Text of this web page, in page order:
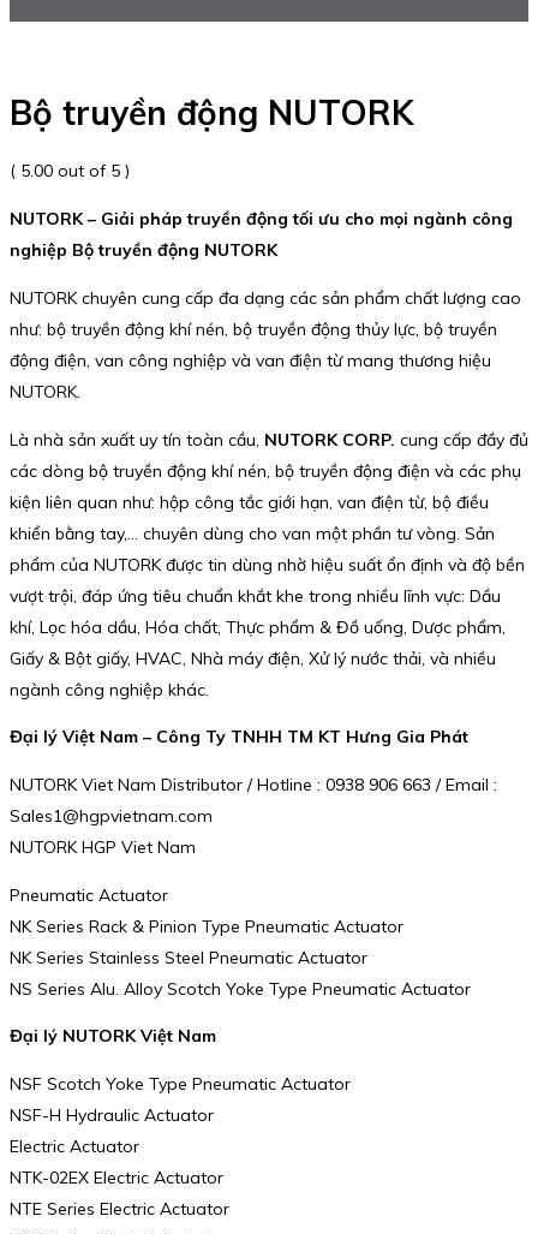
Bộ truyền động NUTORK
( 5.00 out of 5 )
NUTORK – Giải pháp truyền động tối ưu cho mọi ngành công
nghiệp Bộ truyền động NUTORK
NUTORK chuyên cung cấp đa dạng các sản phẩm chất lượng cao
như: bộ truyền động khí nén, bộ truyền động thủy lực, bộ truyền
động điện, van công nghiệp và van điện từ mang thương hiệu
NUTORK.
Là nhà sản xuất uy tín toàn cầu, NUTORK CORP. cung cấp đầy đủ
các dòng bộ truyền động khí nén, bộ truyền động điện và các phụ
kiện liên quan như: hộp công tắc giới hạn, van điện từ, bộ điều
khiển bằng tay,… chuyên dùng cho van một phần tư vòng. Sản
phẩm của NUTORK được tin dùng nhờ hiệu suất ổn định và độ bền
vượt trội, đáp ứng tiêu chuẩn khắt khe trong nhiều lĩnh vực: Dầu
khí, Lọc hóa dầu, Hóa chất, Thực phẩm & Đồ uống, Dược phẩm,
Giấy & Bột giấy, HVAC, Nhà máy điện, Xử lý nước thải, và nhiều
ngành công nghiệp khác.
Đại lý Việt Nam – Công Ty TNHH TM KT Hưng Gia Phát
NUTORK Viet Nam Distributor / Hotline : 0938 906 663 / Email :
Sales1@hgpvietnam.com
NUTORK HGP Viet Nam
Pneumatic Actuator
NK Series Rack & Pinion Type Pneumatic Actuator
NK Series Stainless Steel Pneumatic Actuator
NS Series Alu. Alloy Scotch Yoke Type Pneumatic Actuator
Đại lý NUTORK Việt Nam
NSF Scotch Yoke Type Pneumatic Actuator
NSF-H Hydraulic Actuator
Electric Actuator
NTK-02EX Electric Actuator
NTE Series Electric Actuator